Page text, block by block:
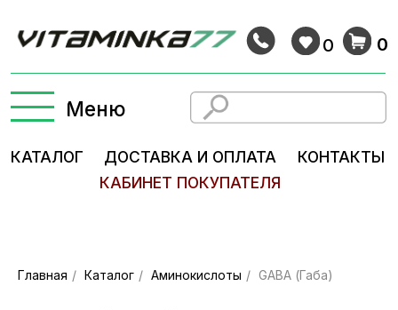
ДОСТАВКА И ОПЛАТА
КАТАЛОГ
0
КОНТАКТЫ
Меню
0
Главная / Каталог / Аминокислоты / GABA (Габа)